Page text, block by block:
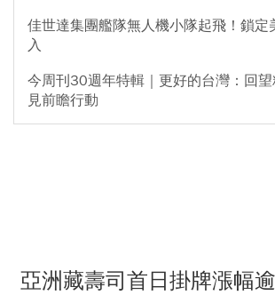
佳世達集團艦隊無人機小隊起飛！鎖定
入
今周刊30週年特輯｜更好的台灣：回
見前瞻行動
亞洲藏壽司首日掛牌漲幅